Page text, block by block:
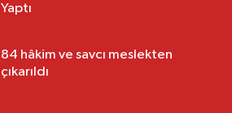
Yaptı
84 hâkim ve savcı meslekten
çıkarıldı